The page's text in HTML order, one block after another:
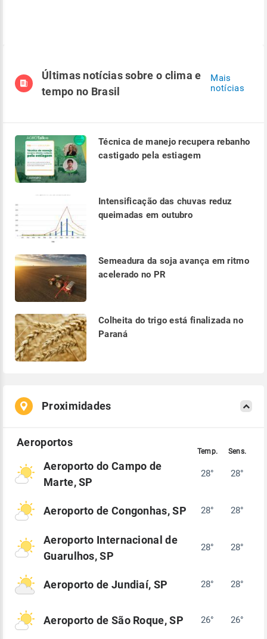
Últimas notícias sobre o clima e
tempo no Brasil
Mais
notícias
Técnica de manejo recupera rebanho
castigado pela estiagem
Intensificação das chuvas reduz
queimadas em outubro
Semeadura da soja avança em ritmo
acelerado no PR
Colheita do trigo está finalizada no
Paraná
Proximidades
Aeroporto do Campo de
Marte, SP
28° 28°
Aeroporto de Congonhas, SP 28° 28°
Aeroporto Internacional de
Guarulhos, SP
28° 28°
Aeroporto de Jundiaí, SP 28° 28°
Aeroporto de São Roque, SP 26° 26°